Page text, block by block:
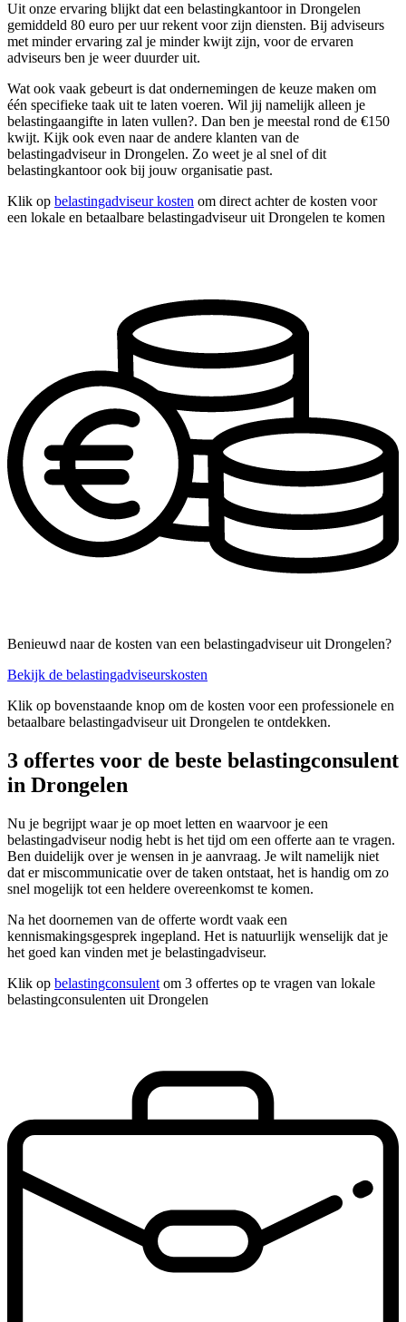
Uit onze ervaring blijkt dat een belastingkantoor in Drongelen
gemiddeld 80 euro per uur rekent voor zijn diensten. Bij adviseurs
met minder ervaring zal je minder kwijt zijn, voor de ervaren
adviseurs ben je weer duurder uit.
Wat ook vaak gebeurt is dat ondernemingen de keuze maken om
één specifieke taak uit te laten voeren. Wil jij namelijk alleen je
belastingaangifte in laten vullen?. Dan ben je meestal rond de €150
kwijt. Kijk ook even naar de andere klanten van de
belastingadviseur in Drongelen. Zo weet je al snel of dit
belastingkantoor ook bij jouw organisatie past.
Klik op belastingadviseur kosten om direct achter de kosten voor
een lokale en betaalbare belastingadviseur uit Drongelen te komen
Benieuwd naar de kosten van een belastingadviseur uit Drongelen?
Bekijk de belastingadviseurskosten
Klik op bovenstaande knop om de kosten voor een professionele en
betaalbare belastingadviseur uit Drongelen te ontdekken.
3 offertes voor de beste belastingconsulent
in Drongelen
Nu je begrijpt waar je op moet letten en waarvoor je een
belastingadviseur nodig hebt is het tijd om een offerte aan te vragen.
Ben duidelijk over je wensen in je aanvraag. Je wilt namelijk niet
dat er miscommunicatie over de taken ontstaat, het is handig om zo
snel mogelijk tot een heldere overeenkomst te komen.
Na het doornemen van de offerte wordt vaak een
kennismakingsgesprek ingepland. Het is natuurlijk wenselijk dat je
het goed kan vinden met je belastingadviseur.
Klik op belastingconsulent om 3 offertes op te vragen van lokale
belastingconsulenten uit Drongelen